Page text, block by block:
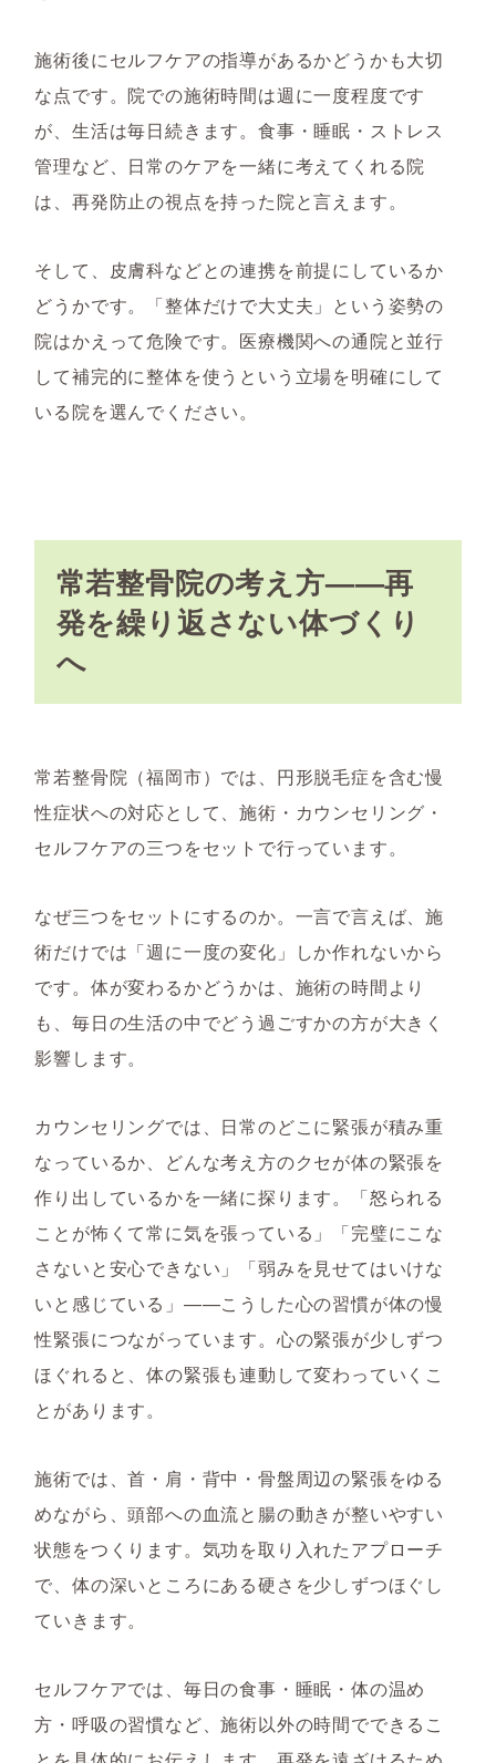
施術後にセルフケアの指導があるかどうかも大切
な点です。院での施術時間は週に一度程度です
が、生活は毎日続きます。食事・睡眠・ストレス
管理など、日常のケアを一緒に考えてくれる院
は、再発防止の視点を持った院と言えます。
そして、皮膚科などとの連携を前提にしているか
どうかです。「整体だけで大丈夫」という姿勢の
院はかえって危険です。医療機関への通院と並行
して補完的に整体を使うという立場を明確にして
いる院を選んでください。
常若整骨院の考え方——再
発を繰り返さない体づくり
へ
常若整骨院（福岡市）では、円形脱毛症を含む慢
性症状への対応として、施術・カウンセリング・
セルフケアの三つをセットで行っています。
なぜ三つをセットにするのか。一言で言えば、施
術だけでは「週に一度の変化」しか作れないから
です。体が変わるかどうかは、施術の時間より
も、毎日の生活の中でどう過ごすかの方が大きく
影響します。
カウンセリングでは、日常のどこに緊張が積み重
なっているか、どんな考え方のクセが体の緊張を
作り出しているかを一緒に探ります。「怒られる
ことが怖くて常に気を張っている」「完璧にこな
さないと安心できない」「弱みを見せてはいけな
いと感じている」——こうした心の習慣が体の慢
性緊張につながっています。心の緊張が少しずつ
ほぐれると、体の緊張も連動して変わっていくこ
とがあります。
施術では、首・肩・背中・骨盤周辺の緊張をゆる
めながら、頭部への血流と腸の動きが整いやすい
状態をつくります。気功を取り入れたアプローチ
で、体の深いところにある硬さを少しずつほぐし
ていきます。
セルフケアでは、毎日の食事・睡眠・体の温め
方・呼吸の習慣など、施術以外の時間でできるこ